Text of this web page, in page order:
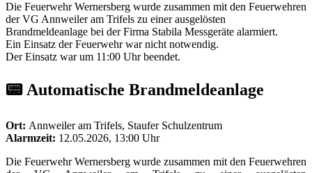
Die Feuerwehr Wernersberg wurde zusammen mit den Feuerwehren
der VG Annweiler am Trifels zu einer ausgelösten
Brandmeldeanlage bei der Firma Stabila Messgeräte alarmiert.
Ein Einsatz der Feuerwehr war nicht notwendig.
Der Einsatz war um 11:00 Uhr beendet.
📟 Automatische Brandmeldeanlage
Ort: Annweiler am Trifels, Staufer Schulzentrum
Alarmzeit: 12.05.2026, 13:00 Uhr
Die Feuerwehr Wernersberg wurde zusammen mit den Feuerwehren